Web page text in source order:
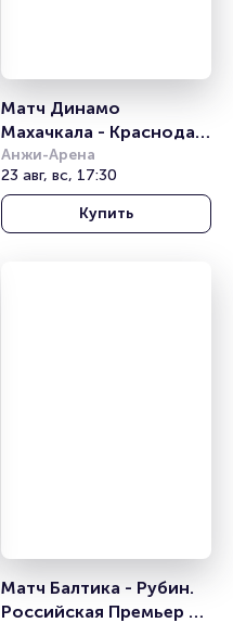
Матч Динамо
Махачкала - Краснодар.
Российская Премьер
Лига
Анжи-Арена
23 авг, вс, 17:30
Купить
Матч Балтика - Рубин.
Российская Премьер